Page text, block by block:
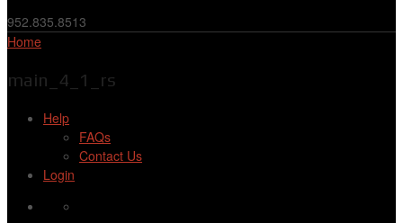
952.835.8513
Home
main_4_1_rs
Help
FAQs
Contact Us
Login